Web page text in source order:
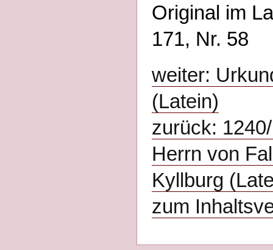
Original im
171, Nr. 58
weiter:
(Latein)
zurück:
Herrn von
Kyllburg
zum